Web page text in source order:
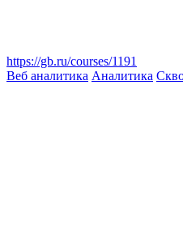
https://gb.ru/courses/1191
Веб аналитика Аналитика